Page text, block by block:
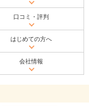
口コミ・評判
はじめての方へ
会社情報